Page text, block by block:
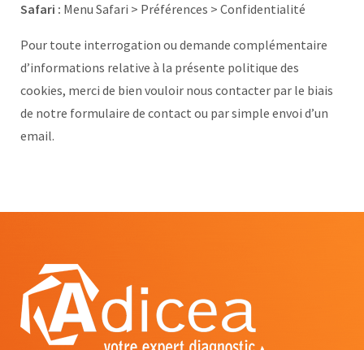
Safari : Menu Safari > Préférences > Confidentialité
Pour toute interrogation ou demande complémentaire
d’informations relative à la présente politique des
cookies, merci de bien vouloir nous contacter par le biais
de notre formulaire de contact ou par simple envoi d’un
email.